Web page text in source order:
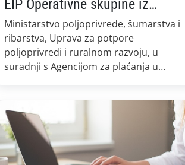
EIP Operativne skupine iz
Strateškog plana Zajedničke
poljoprivredne politike
2023.-2027.
Ministarstvo poljoprivrede, šumarstva i
ribarstva, Uprava za potpore
poljoprivredi i ruralnom razvoju, u
suradnji s Agencijom za plaćanja u
potencijalne korisnike 2. Natječaja o
provedbi intervencije 77.03. Potpora za
EIP operativne skupine iz Strateškog
plana Zajedničke poljoprivredne politike